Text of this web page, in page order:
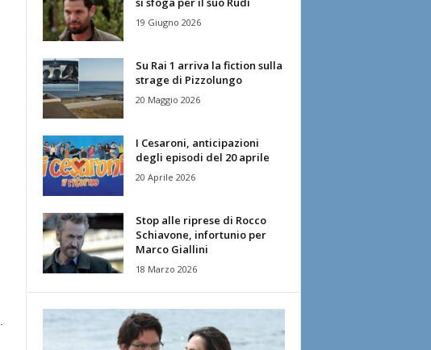
19 Giugno 2026
Su Rai 1 arriva la fiction sulla
strage di Pizzolungo
20 Maggio 2026
I Cesaroni, anticipazioni
degli episodi del 20 aprile
20 Aprile 2026
Stop alle riprese di Rocco
Schiavone, infortunio per
Marco Giallini
18 Marzo 2026